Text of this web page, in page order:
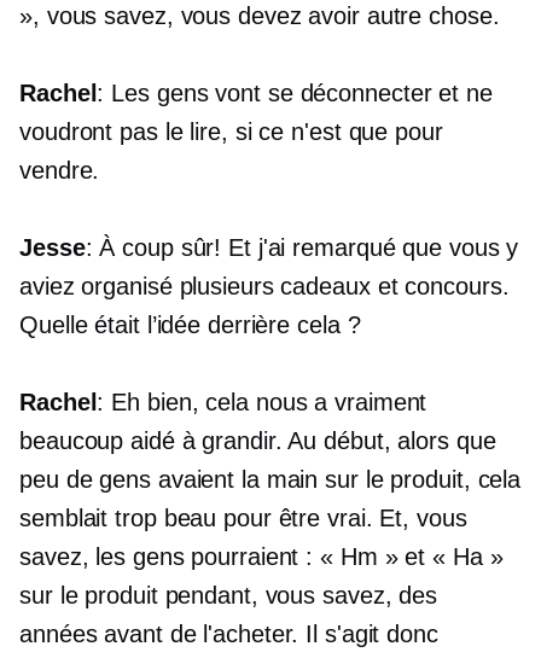
», vous savez, vous devez avoir autre chose.
Rachel : Les gens vont se déconnecter et ne
voudront pas le lire, si ce n'est que pour
vendre.
Jesse: À coup sûr! Et j'ai remarqué que vous y
aviez organisé plusieurs cadeaux et concours.
Quelle était l’idée derrière cela ?
Rachel : Eh bien, cela nous a vraiment
beaucoup aidé à grandir. Au début, alors que
peu de gens avaient la main sur le produit, cela
semblait trop beau pour être vrai. Et, vous
savez, les gens pourraient : « Hm » et « Ha »
sur le produit pendant, vous savez, des
années avant de l'acheter. Il s'agit donc